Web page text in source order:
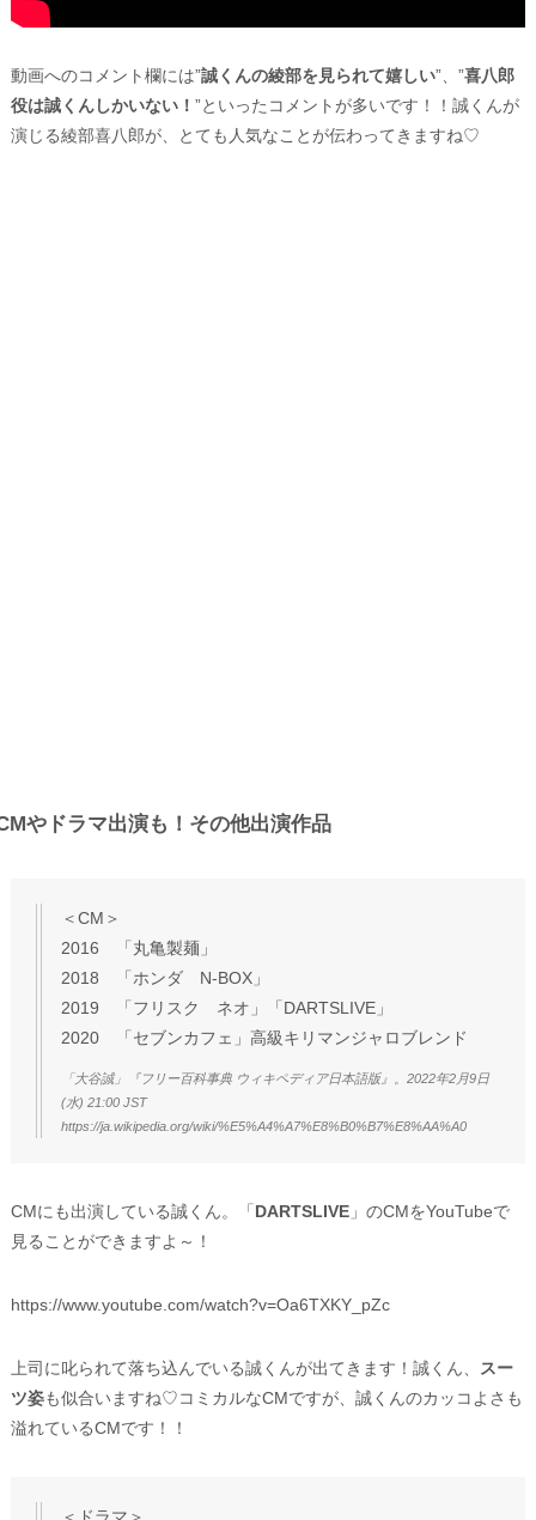
動画へのコメント欄には”誠くんの綾部を見られて嬉しい”、”喜八郎
役は誠くんしかいない！ ”といったコメントが多いです！！誠くんが
演じる綾部喜八郎が、とても人気なことが伝わってきますね♡
やドラマ出演も！その他出演作品
＜CM＞
2016 「丸亀製麺」
2018 「ホンダ N-BOX」
2019 「フリスク ネオ」「DARTSLIVE」
2020 「セブンカフェ」高級キリマンジャロブレンド
「大谷誠」『フリー百科事典 ウィキペディア日本語版』。2022年2月9日
(水) 21:00 JST
https://ja.wikipedia.org/wiki/%E5%A4%A7%E8%B0%B7%E8%AA%A0
CMにも出演している誠くん。「 DARTSLIVE」のCMをYouTubeで
見ることができますよ～！
https://www.youtube.com/watch?v=Oa6TXKY_pZc
上司に叱られて落ち込んでいる誠くんが出てきます！誠くん、
スー
ツ姿も似合いますね♡コミカルなCMですが、誠くんのカッコよさも
溢れているCMです！！